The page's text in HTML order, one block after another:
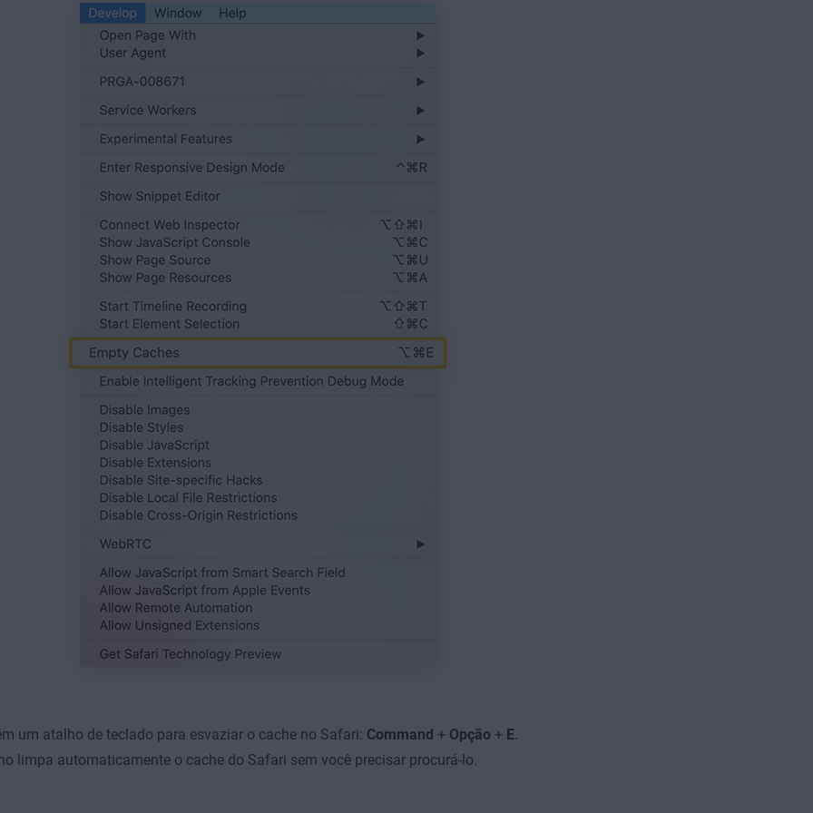
um atalho de teclado para esvaziar o cache no Safari: Command + Opção+ E.
limpa automaticamente o cache do Safari sem você precisar procurá-lo.